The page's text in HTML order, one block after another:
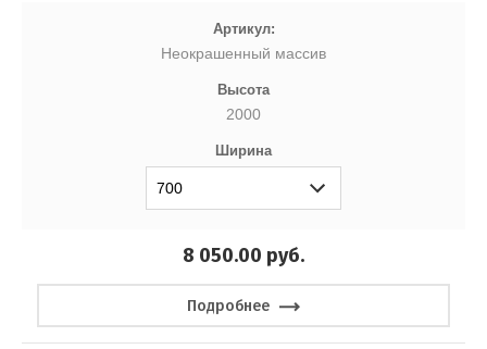
Артикул:
Неокрашенный массив
Высота
2000
Ширина
8 050.00 руб.
Подробнее